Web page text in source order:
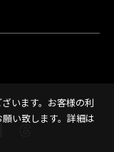
います。お客様の利
い致します。詳細は